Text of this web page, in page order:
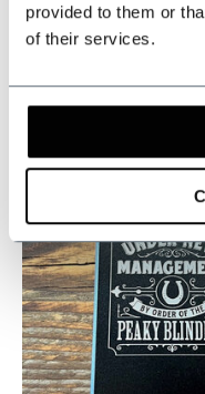
provided to them or
of their services.
Koop in
Dit product